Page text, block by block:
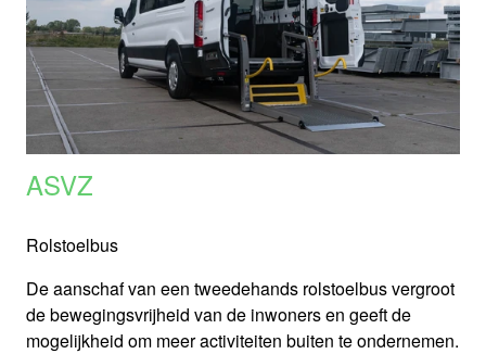
ASVZ
Rolstoelbus
De aanschaf van een tweedehands rolstoelbus vergroot
de bewegingsvrijheid van de inwoners en geeft de
mogelijkheid om meer activiteiten buiten te ondernemen.